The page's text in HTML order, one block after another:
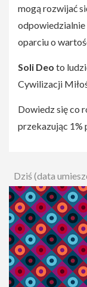
mogą rozwijać
odpowiedzialnie
oparciu o
Soli Deo to
Cywilizacji
Dowiedz się co
przekazując 1%
Dziś (data